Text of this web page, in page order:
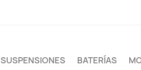
SUSPENSIONES BATERÍAS